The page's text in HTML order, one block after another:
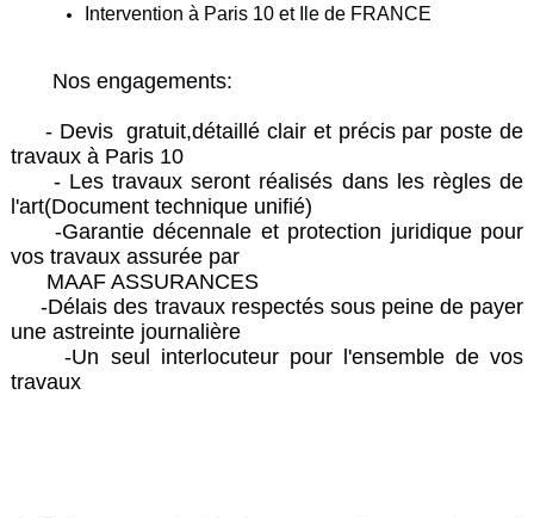
Intervention à Paris 10 et Ile de FRANCE
Nos engagements:
- Devis gratuit,détaillé clair et précis par poste de
travaux à Paris 10
- Les travaux seront réalisés dans les règles de
l'art(Document technique unifié)
-Garantie décennale et protection juridique pour
vos travaux assurée par
MAAF ASSURANCES
-Délais des travaux respectés sous peine de payer
une astreinte journalière
-Un seul interlocuteur pour l'ensemble de vos
travaux